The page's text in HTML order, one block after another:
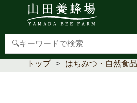
【重要】本人認証サービス
トップ はちみつ・自然食品